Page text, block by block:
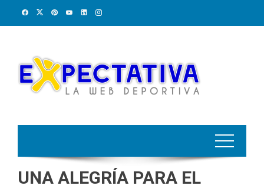
UNA ALEGRÍA PARA EL